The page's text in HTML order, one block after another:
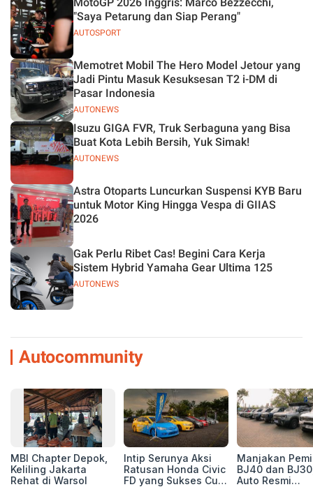
AUTOSPORT
"Saya Petarung dan Siap Perang"
AUTONEWS
Memotret Mobil The Hero Model Jetour yang
Jadi Pintu Masuk Kesuksesan T2 i-DM di
Pasar Indonesia
AUTONEWS
Isuzu GIGA FVR, Truk Serbaguna yang Bisa
Buat Kota Lebih Bersih, Yuk Simak!
Astra Otoparts Luncurkan Suspensi KYB Baru
untuk Motor King Hingga Vespa di GIIAS
2026
AUTONEWS
Gak Perlu Ribet Cas! Begini Cara Kerja
Sistem Hybrid Yamaha Gear Ultima 125
Autocommunity
MBI Chapter Depok,
Keliling Jakarta
Rehat di Warsol
Intip Serunya Aksi
Ratusan Honda Civic
FD yang Sukses Curi
Manjakan
BJ40 dan
Auto Resmi